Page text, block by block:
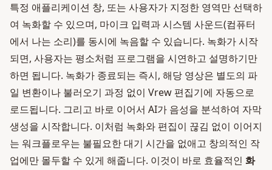
특정 애플리케이션 창, 또는 사용자가 지정한 영역만 선택하
여 녹화할 수 있으며, 마이크 입력과 시스템 사운드(컴퓨터
에서 나는 소리)를 동시에 녹음할 수 있습니다. 녹화가 시작
되면, 사용자는 평소처럼 프로그램을 시연하고 설명하기만
하면 됩니다. 녹화가 종료되는 즉시, 해당 영상은 별도의 파
일 변환이나 불러오기 과정 없이 Vrew 편집기에 자동으로
로드됩니다. 그리고 바로 이어서 AI가 음성을 분석하여 자막
생성을 시작합니다. 이처럼 녹화와 편집이 끊김 없이 이어지
는 워크플로우는 불필요한 대기 시간을 없애고 창의적인 작
업에만 몰두할 수 있게 해줍니다. 이것이 바로 효율적인 화